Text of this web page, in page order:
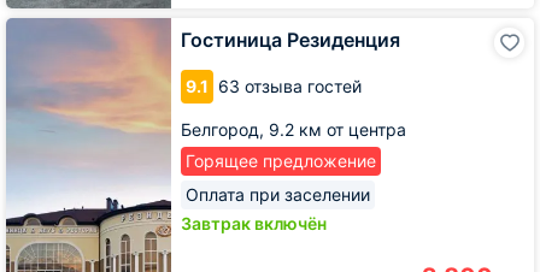
Гостиница Резиденция
9.1 63 отзыва гостей
Белгород, 9.2 км от центра
Горящее предложение
Оплата при заселении
Завтрак включён
Гостиница
Резиденция